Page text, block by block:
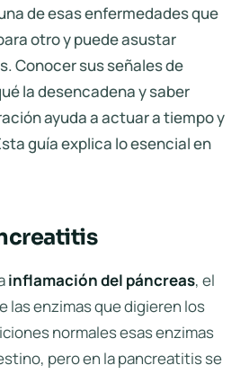
de esas enfermedades que
otro y puede asustar
Conocer sus señales de
la desencadena y saber
ayuda a actuar a tiempo y
guía explica lo esencial en
inflamación del páncreas, el
las enzimas que digieren los
normales esas enzimas
pero en la pancreatitis se